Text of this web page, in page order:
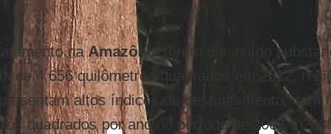
naAmazônia
terem diminuído
de 4.656 quilômetros quadrados em 2012,
altos índices de desmatamento, com
quadrados por ano no período de 2002 a